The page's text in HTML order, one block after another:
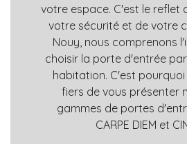
votre espace. C'est le reflet
votre sécurité et de votre
Nouy, nous comprenons
choisir la porte d'entrée
habitation. C'est
fiers de vous présenter
gammes de portes
CARPE DIEM et